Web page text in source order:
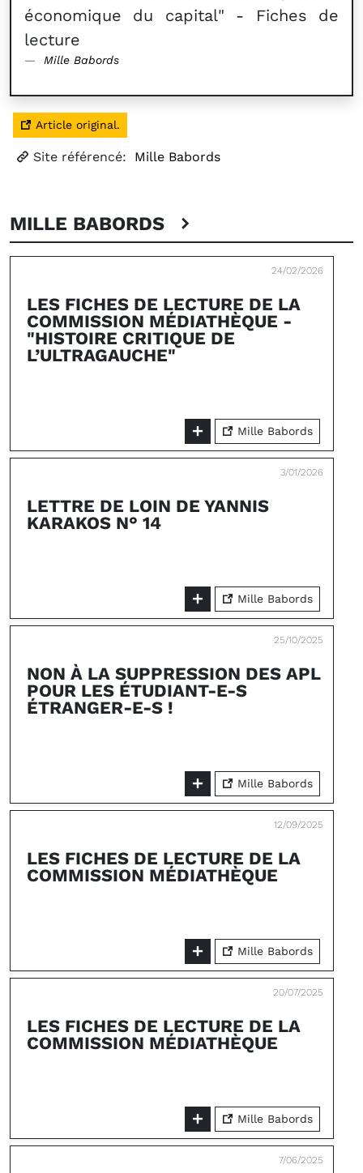
économique du capital" - Fiches de
lecture
Mille Babords
Article original.
Site référencé: Mille Babords
MILLE BABORDS
24/02/2026
LES FICHES DE LECTURE DE LA
COMMISSION MÉDIATHÈQUE -
"HISTOIRE CRITIQUE DE
L’ULTRAGAUCHE"
Mille Babords
3/01/2026
LETTRE DE LOIN DE YANNIS
KARAKOS N° 14
Mille Babords
25/10/2025
NON À LA SUPPRESSION DES APL
POUR LES ÉTUDIANT-E-S
ÉTRANGER-E-S !
Mille Babords
12/09/2025
LES FICHES DE LECTURE DE LA
COMMISSION MÉDIATHÈQUE
Mille Babords
20/07/2025
LES FICHES DE LECTURE DE LA
COMMISSION MÉDIATHÈQUE
Mille Babords
7/06/2025